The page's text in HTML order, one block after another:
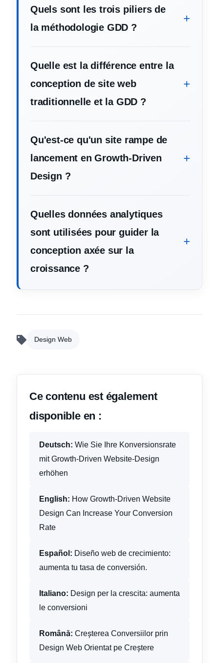
Quels sont les trois piliers de
la méthodologie GDD ?
Quelle est la différence entre la
conception de site web
traditionnelle et la GDD ?
Qu'est-ce qu'un site rampe de
lancement en Growth-Driven
Design ?
Quelles données analytiques
sont utilisées pour guider la
conception axée sur la
croissance ?
Design Web
Ce contenu est également
disponible en :
Deutsch: Wie Sie Ihre Konversionsrate
mit Growth-Driven Website-Design
erhöhen
English: How Growth-Driven Website
Design Can Increase Your Conversion
Rate
Español: Diseño web de crecimiento:
aumenta tu tasa de conversión.
Italiano: Design per la crescita: aumenta
le conversioni
Română: Creșterea Conversiilor prin
Design Web Orientat pe Creștere